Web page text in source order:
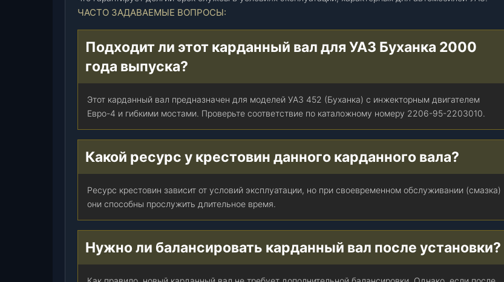
-
ж
в
и
ЧАСТО ЗАДАВАЕМЫЕ ВОПРОСЫ:
Подходит ли этот карданный вал для УАЗ Буханка 2000
года выпуска?
Этот карданный вал предназначен для моделей УАЗ 452 (Буханка) с инжекторным двигателем
Евро-4 и гибкими мостами. Проверьте соответствие по каталожному номеру 2206-95-2203010.
Какой ресурс у крестовин данного карданного вала?
Ресурс крестовин зависит от условий эксплуатации, но при своевременном обслуживании (смазка)
они способны прослужить длительное время.
Нужно ли балансировать карданный вал после установки?